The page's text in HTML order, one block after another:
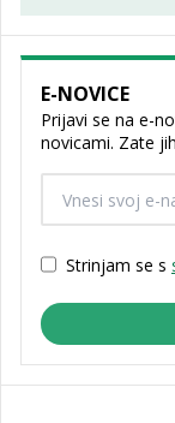
E-NOVICE
Prijavi se na e-
novicami. Zate
Strinjam se s